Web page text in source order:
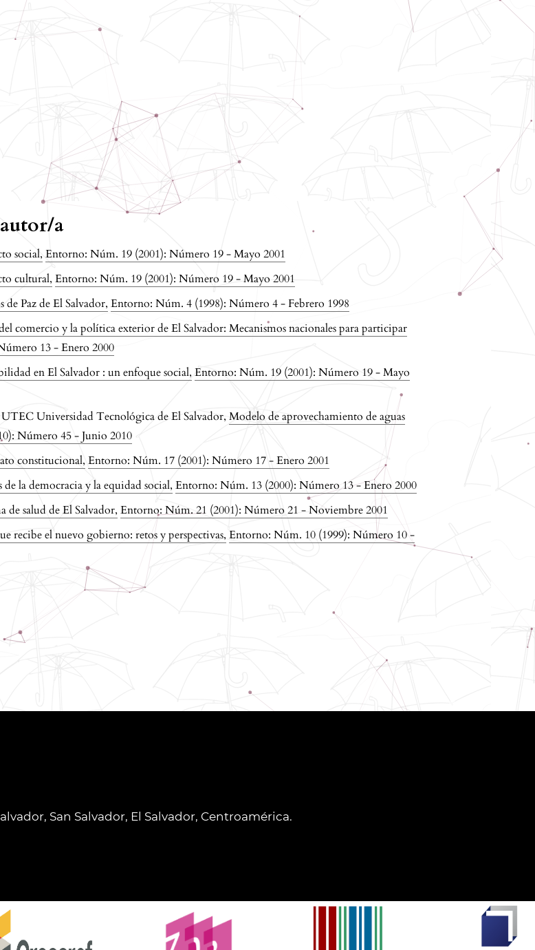
a
social,Entorno: Núm. 19 (2001): Número 19 - Mayo 2001
cultural,Entorno: Núm. 19 (2001): Número 19 - Mayo 2001
de Paz de El Salvador,Entorno: Núm. 4 (1998): Número 4 - Febrero 1998
comercio y la política exterior de El Salvador: Mecanismos nacionales para participar
13 - Enero 2000
en El Salvador : un enfoque social,Entorno: Núm. 19 (2001): Número 19 - Mayo
Universidad Tecnológica de El Salvador,Modelo de aprovechamiento de aguas
Número 45 - Junio 2010
constitucional,Entorno: Núm. 17 (2001): Número 17 - Enero 2001
de la democracia y la equidad social,Entorno: Núm. 13 (2000): Número 13 - Enero 2000
de salud de El Salvador,Entorno: Núm. 21 (2001): Número 21 - Noviembre 2001
recibe el nuevo gobierno: retos y perspectivas,Entorno: Núm. 10 (1999): Número 10 -
San Salvador, El Salvador, Centroamérica.